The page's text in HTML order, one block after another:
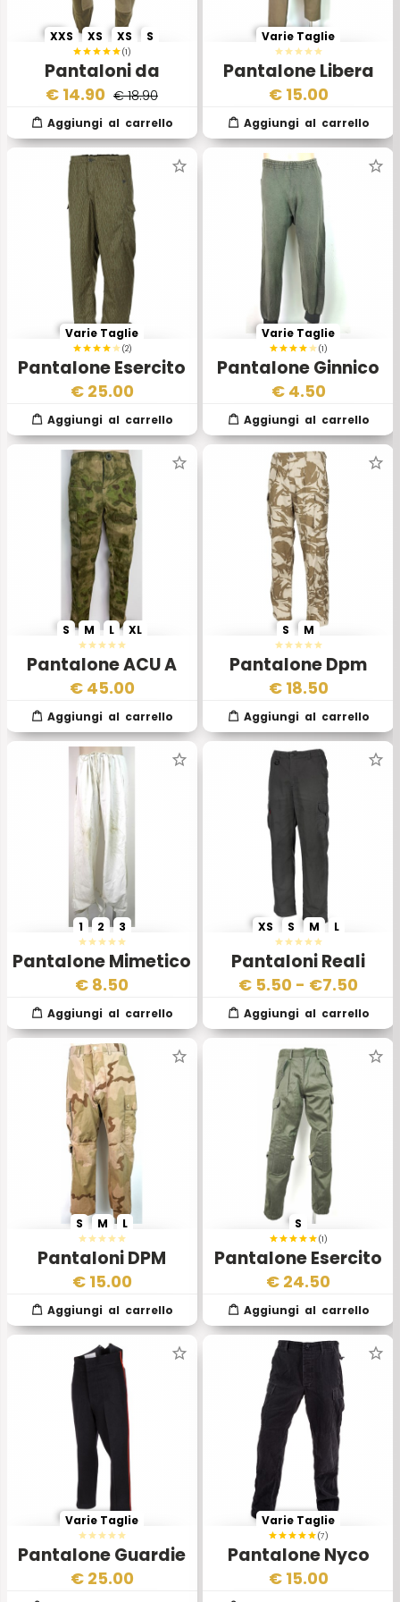
(1)
Pantaloni da
Equitazione Esercito
Inglese
XXS XS XS S
€ 14.90 € 18.90
Pantalone Libera
Uscita Estivo
Esercito Italiano
Varie Taglie
€ 15.00
(2)
Pantalone Esercito
Tedesco Orientale
Strichtarn Originale
Varie Taglie
€ 25.00
(1)
Pantalone Ginnico
Austriaco
Varie Taglie
€ 4.50
Pantalone ACU A
Tacs Green
S M L XL
€ 45.00
Pantalone Dpm
Desert Esercito
Inglese 1 Scelta
S M
€ 18.50
Pantalone Mimetico
da Neve Esercito
Svedese
1 2 3
€ 8.50
Pantaloni Reali
Poste Inglesi
XS S M L
€ 5.50 - €7.50
Pantaloni DPM
Desertici Esercito
Olandese
S M L
€ 15.00
(1)
Pantalone Esercito
Italiano Mod 1991
S
€ 24.50
Pantalone Guardie
della Regina
Varie Taglie
€ 25.00
(7)
Pantalone Nyco
Nero BDU
Varie Taglie
€ 15.00